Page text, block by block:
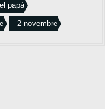
papà
2 novembre